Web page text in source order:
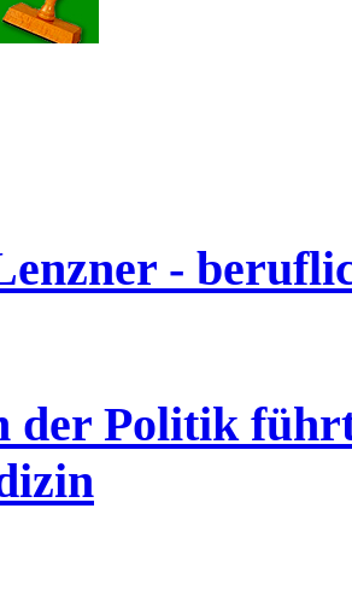
-
der Politik